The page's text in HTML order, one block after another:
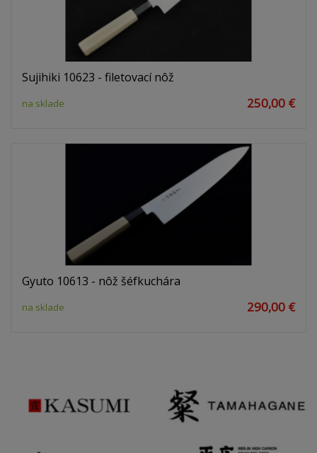
Sujihiki 10623 - filetovací nôž
na sklade 250,00 €
Gyuto 10613 - nôž šéfkuchára
na sklade 290,00 €